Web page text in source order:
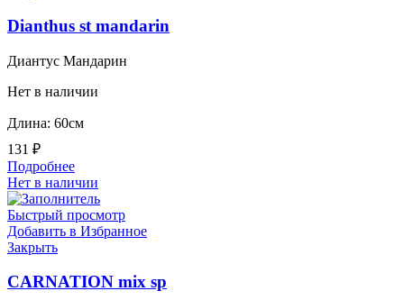
Dianthus st mandarin
Диантус Мандарин
Нет в наличии
Длина: 60см
131 ₽
Подробнее
Нет в наличии
Быстрый просмотр
Добавить в Избранное
Закрыть
CARNATION mix sp